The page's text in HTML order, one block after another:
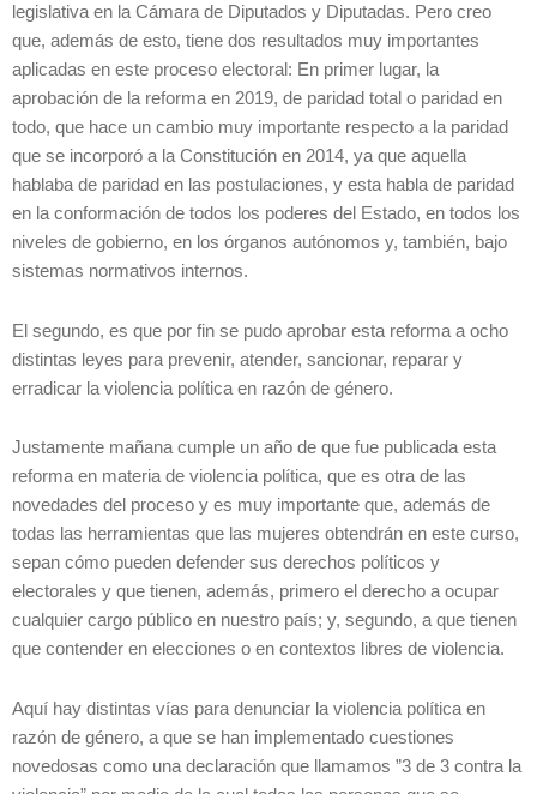
legislativa en la Cámara de Diputados y Diputadas. Pero creo
que, además de esto, tiene dos resultados muy importantes
aplicadas en este proceso electoral: En primer lugar, la
aprobación de la reforma en 2019, de paridad total o paridad en
todo, que hace un cambio muy importante respecto a la paridad
que se incorporó a la Constitución en 2014, ya que aquella
hablaba de paridad en las postulaciones, y esta habla de paridad
en la conformación de todos los poderes del Estado, en todos los
niveles de gobierno, en los órganos autónomos y, también, bajo
sistemas normativos internos.
El segundo, es que por fin se pudo aprobar esta reforma a ocho
distintas leyes para prevenir, atender, sancionar, reparar y
erradicar la violencia política en razón de género.
Justamente mañana cumple un año de que fue publicada esta
reforma en materia de violencia política, que es otra de las
novedades del proceso y es muy importante que, además de
todas las herramientas que las mujeres obtendrán en este curso,
sepan cómo pueden defender sus derechos políticos y
electorales y que tienen, además, primero el derecho a ocupar
cualquier cargo público en nuestro país; y, segundo, a que tienen
que contender en elecciones o en contextos libres de violencia.
Aquí hay distintas vías para denunciar la violencia política en
razón de género, a que se han implementado cuestiones
novedosas como una declaración que llamamos ”3 de 3 contra la